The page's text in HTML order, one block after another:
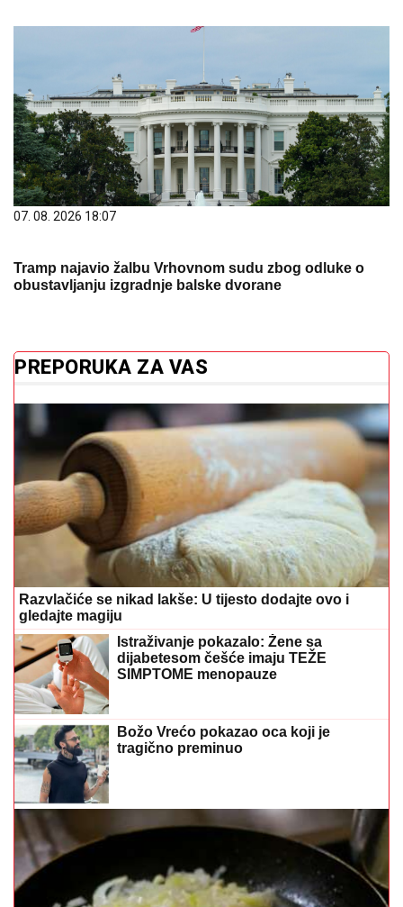
07. 08. 2026 18:07
Tramp najavio žalbu Vrhovnom sudu zbog odluke o
obustavljanju izgradnje balske dvorane
PREPORUKA ZA VAS
Razvlačiće se nikad lakše: U tijesto dodajte ovo i
gledajte magiju
Istraživanje pokazalo: Žene sa
dijabetesom češće imaju TEŽE
SIMPTOME menopauze
Božo Vrećo pokazao oca koji je
tragično preminuo